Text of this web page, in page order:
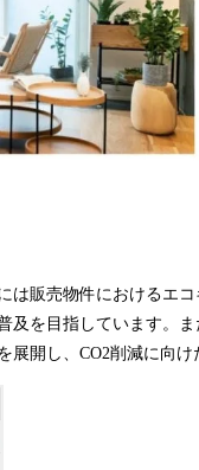
は販売物件におけるエ
を目指しています。
開し、CO2削減に向け